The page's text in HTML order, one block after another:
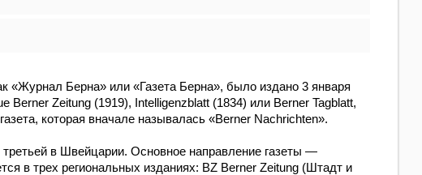
«Журнал Берна» или «Газета Берна», было издано 3 января
Zeitung (1919), Intelligenzblatt (1834) или Berner Tagblatt,
которая вначале называлась «Berner Nachrichten».
в Швейцарии. Основное направление газеты —
в трех региональных изданиях: BZ Berner Zeitung (Штадт и